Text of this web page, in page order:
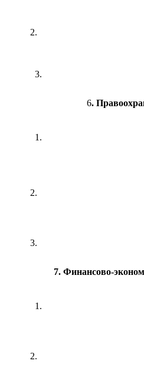
2.
3.
6.
1.
2.
3.
7. Финансово-
1.
2.